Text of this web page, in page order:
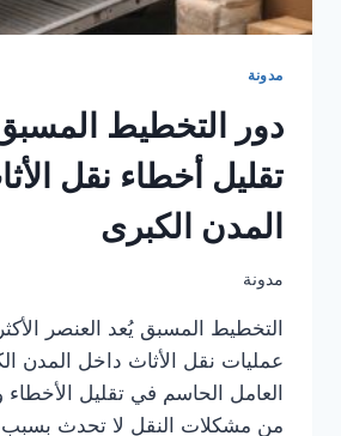
مدونة
دور التخطيط
تقليل أخطاء نقل
المدن الكبرى
مدونة
التخطيط المسبق يُعد العنصر
عمليات نقل الأثاث داخل المدن
العامل الحاسم في تقليل الأخطاء
من مشكلات النقل لا تحدث بسبب